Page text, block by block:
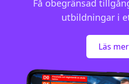
Få obegränsad
utbildningar i
Läs mer